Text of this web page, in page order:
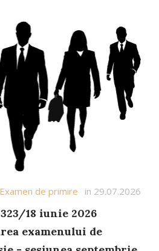
Examen de primire in 29.07.2026
18 iunie 2026
examenului de